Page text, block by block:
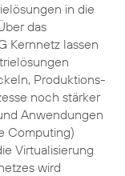
in die
das
Kernnetz lassen
Produktions-
noch stärker
Anwendungen
Computing)
Virtualisierung
wird